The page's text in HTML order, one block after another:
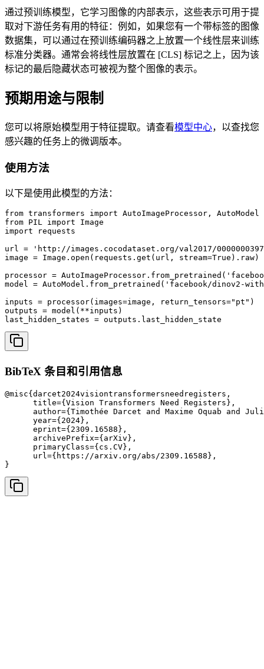
通过预训练模型，它学习图像的内部表示，这些表示可用于提
取对下游任务有用的特征：例如，如果您有一个带标签的图像
数据集，可以通过在预训练编码器之上放置一个线性层来训练
标准分类器。通常会将线性层放置在 [CLS] 标记之上，因为该
标记的最后隐藏状态可被视为整个图像的表示。
预期用途与限制
您可以将原始模型用于特征提取。请查看模型中心，以查找您
感兴趣的任务上的微调版本。
使用方法
以下是使用此模型的方法：
from transformers import AutoImageProcessor, AutoModel
from PIL import Image
import requests
url = 'http://images.cocodataset.org/val2017/
image = Image.open(requests.get(url, stream=True).raw)
processor =
model = AutoModel.from_pretrained('facebook/dinov2-
inputs = processor(images=image, return_tensors="pt")
outputs = model(**inputs)
last_hidden_states = outputs.last_hidden_state
BibTeX 条目和引用信息
@misc{darcet2024visiontransformersneedregisters,
      title={Vision Transformers Need Registers},
author={Timothée Darcet and Maxime Oquab and
      year={2024},
      eprint={2309.16588},
      archivePrefix={arXiv},
      primaryClass={cs.CV},
      url={https://arxiv.org/abs/2309.16588},
}